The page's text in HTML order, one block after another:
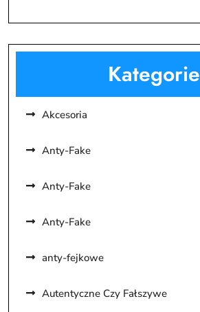
Kategorie
Akcesoria
Anty-Fake
Anty-Fake
Anty-Fake
anty-fejkowe
Autentyczne Czy Fałszywe